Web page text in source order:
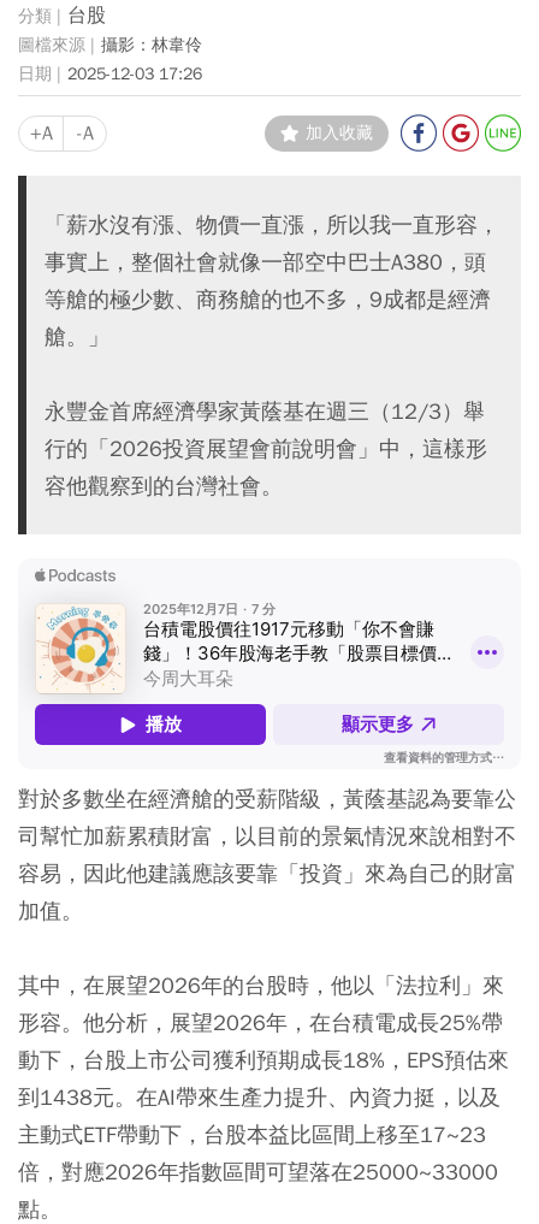
台股
攝影：林韋伶
2025-12-03 17:26
+A -A 加入收藏
「薪水沒有漲、物價一直漲，所以我一直形容，
事實上，整個社會就像一部空中巴士A380，頭
等艙的極少數、商務艙的也不多，9成都是經濟
艙。」
永豐金首席經濟學家黃蔭基在週三（12/3）舉
行的「2026投資展望會前說明會」中，這樣形
容他觀察到的台灣社會。
對於多數坐在經濟艙的受薪階級，黃蔭基認為要靠公
司幫忙加薪累積財富，以目前的景氣情況來說相對不
容易，因此他建議應該要靠「投資」來為自己的財富
加值。
其中，在展望2026年的台股時，他以「法拉利」來
形容。他分析，展望2026年，在台積電成長25%帶
動下，台股上市公司獲利預期成長18%，EPS預估來
到1438元。在AI帶來生產力提升、內資力挺，以及
主動式ETF帶動下，台股本益比區間上移至17~23
倍，對應2026年指數區間可望落在25000~33000
點。